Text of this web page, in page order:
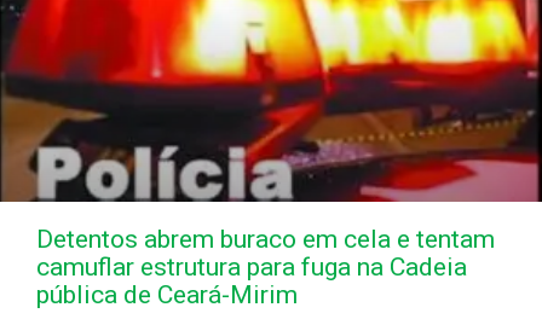
Detentos abrem buraco em cela e tentam
camuflar estrutura para fuga na Cadeia
pública de Ceará-Mirim